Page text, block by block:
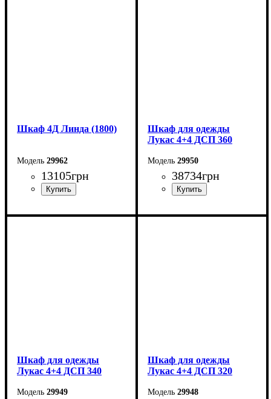
Шкаф 4Д Линда (1800)
29962
13105грн
Ширина: 180 см
Шкаф для одежды
Лукас 4+4 ДСП 360
29950
38734грн
Ширина: 360 см
Шкаф для одежды
Лукас 4+4 ДСП 340
29949
Шкаф для одежды
Лукас 4+4 ДСП 320
29948